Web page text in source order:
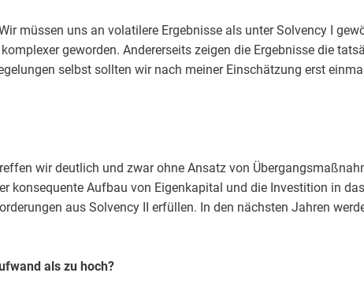
müssen uns an volatilere Ergebnisse als unter Solvency I
geworden. Andererseits zeigen die Ergebnisse die
selbst sollten wir nach meiner Einschätzung erst
wir deutlich und zwar ohne Ansatz von
konsequente Aufbau von Eigenkapital und die Investition in
aus Solvency II erfüllen. In den nächsten Jahren
als zu hoch?